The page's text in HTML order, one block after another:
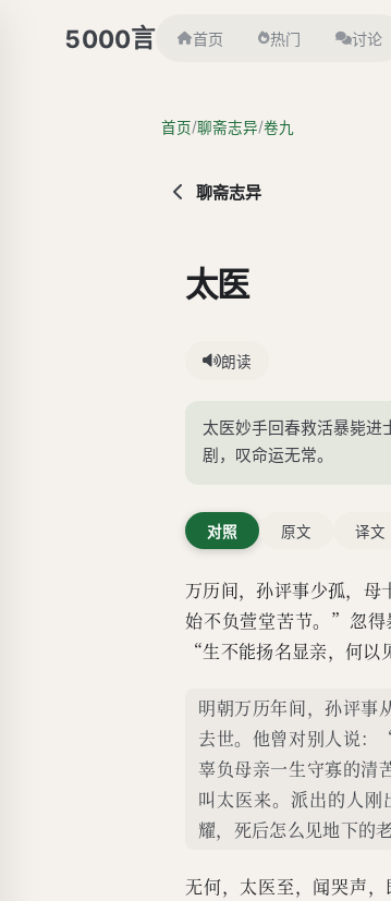
5000言 首页 热门 讨论
首页/聊斋志异/卷九
聊斋志异
太医
朗读
太医妙手回春救活暴毙进
剧，叹命运无常。
对照 原文 译文
万历间，孙评事少孤，母
始不负萱堂苦节。”忽得
“生不能扬名显亲，何以
明朝万历年间，孙评事
去世。他曾对别人说：
辜负母亲一生守寡的清
叫太医来。派出的人
耀，死后怎么见地下的
无何，太医至，闻哭声